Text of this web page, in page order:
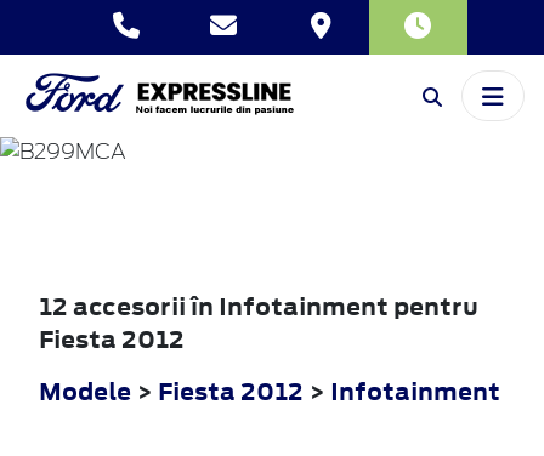
FIESTA
12 accesorii în Infotainment pentru
Fiesta 2012
Modele > Fiesta 2012 > Infotainment